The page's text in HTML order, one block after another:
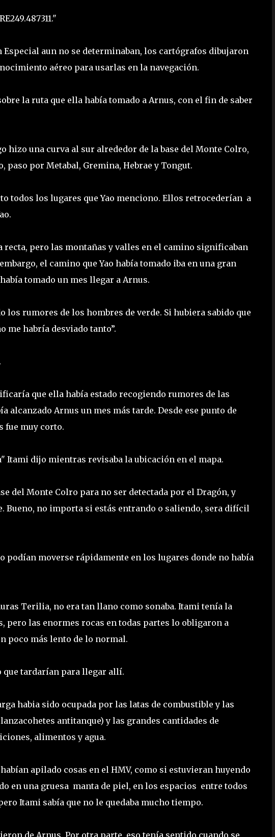
aun no se determinaban, los cartógrafos dibujaron
aéreo para usarlas en la navegación.
la ruta que ella había tomado a Arnus, con el fin de saber
hizo una curva al sur alrededor de la base del Monte Colro,
por Metabal, Gremina, Hebrae y Tongut.
todos los lugares que Yao menciono. Ellos retrocederían a
pero las montañas y valles en el camino significaban
el camino que Yao había tomado iba en una gran
tomado un mes llegar a Arnus.
los rumores de los hombres de verde. Si hubiera sabido que
me habría desviado tanto”.
que ella había estado recogiendo rumores de las
alcanzado Arnus un mes más tarde. Desde ese punto de
fue muy corto.
Itami dijo mientras revisaba la ubicación en el mapa.
del Monte Colro para no ser detectada por el Dragón, y
Bueno, no importa si estás entrando o saliendo, sera difícil
podían moverse rápidamente en los lugares donde no había
Terilia, no era tan llano como sonaba. Itami tenía la
pero las enormes rocas en todas partes lo obligaron a
poco más lento de lo normal.
tardarían para llegar allí.
habia sido ocupada por las latas de combustible y las
antitanque) y las grandes cantidades de
alimentos y agua.
apilado cosas en el HMV, como si estuvieran huyendo
en una gruesa manta de piel, en los espacios entre todos
Itami sabía que no le quedaba mucho tiempo.
de Arnus. Por otra parte, eso tenía sentido cuando se